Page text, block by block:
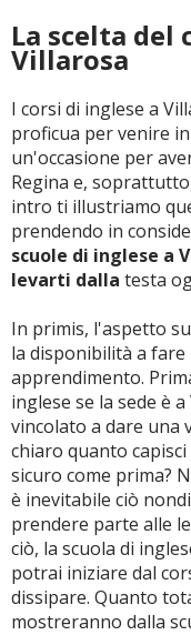
La scelta del
Villarosa
I corsi di inglese a
proficua per venire
un'occasione per
Regina e,
intro ti illustriamo
prendendo in
scuole di inglese a
levarti dalla testa
In primis, l'aspetto
la disponibilità a fare
apprendimento.
inglese se la sede è
vincolato a dare una
chiaro quanto
sicuro come prima?
è inevitabile ciò
prendere parte alle
ciò, la scuola di
potrai iniziare dal
dissipare. Quanto
mostreranno dalla